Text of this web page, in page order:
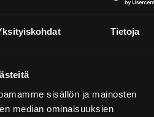
Tietoja
sisällön ja mainosten
median ominaisuuksien
toimii RI